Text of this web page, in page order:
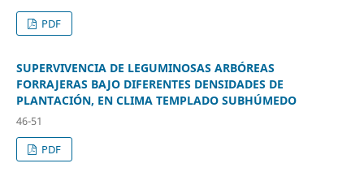
PDF
SUPERVIVENCIA DE LEGUMINOSAS ARBÓREAS
FORRAJERAS BAJO DIFERENTES DENSIDADES DE
PLANTACIÓN, EN CLIMA TEMPLADO SUBHÚMEDO
46-51
PDF